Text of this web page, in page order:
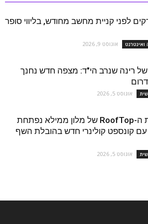
לפני קניית מחשב מחודש, בליווי סופר
ואינטרנט אוגוסט 9, 2026
רינה שנרב הי"ד: מצפה חדש נחנך
אוגוסט 5, 2026
מסעדת ה-RoofTop של מלון ממילא נפתחת
קונספט קולינרי חדש בהובלת השף
אוגוסט 5, 2026